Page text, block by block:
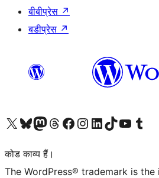
बीबीप्रेस ↗
बडीप्रेस ↗
Visit our X (formerly Twitter) account
हमारे बलुस्की खाते पर जाएँVisit our Mastodon account
हमारे थ्रेड्स अकाउंट पर जाएंहमारे फेसबुक पेज पर जाएँहमारे इंस्टाग्राम अकाउंट पर जाएंहमारे लिंक्डइन खाते पर जाएँहमारे टिकटॉक खाते पर जाएँहमारे यूट्यूब चैनल पर जाएंहमारे Tumblr खाते पर जाएँ
कोड काव्य हैं।
The WordPress® trademark is